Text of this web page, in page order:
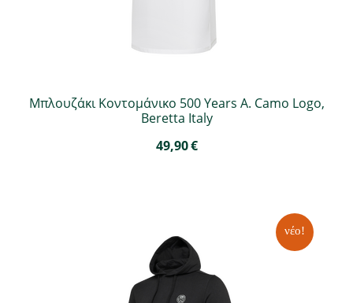
Μπλουζάκι Κοντομάνικο 500 Years A. Camo Logo,
Beretta Italy
49,90€
νέο!